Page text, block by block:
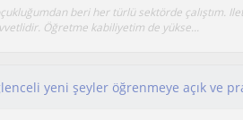
beri her türlü sektörde çalıştım.
Öğretme kabiliyetim de yükse...
yeni şeyler öğrenmeye açık ve